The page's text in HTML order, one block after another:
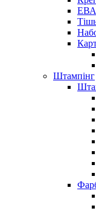
ЕВА
Штампінг